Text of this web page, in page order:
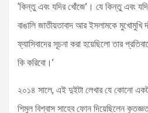
‘কিন্তু এবং যদির খোঁজে’। যে কিন্তু এবং
বাঙালি জাতীয়তাবাদ আর ইসলামকে
ফ্যাসিবাদের সূচনা করা হয়েছিলো তার
কি করিবো।’
২০১৪ সালে, এই দুইটা লেখার যে কোনো
শিমুল বিশ্বাস সাহেব ফোন দিয়েছিলেন